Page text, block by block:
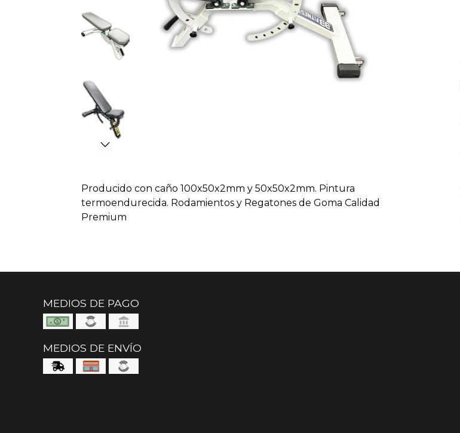
Producido con caño 100x50x2mm y 50x50x2mm. Pintura
termoendurecida. Rodamientos y Regatones de Goma Calidad
Premium
MEDIOS DE PAGO
MEDIOS DE ENVÍO